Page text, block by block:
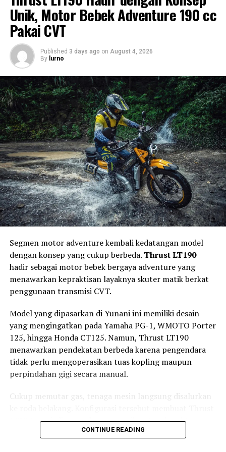
Lampu LED dan Panel Instrumen Semi-
Digital
Sektor pencahayaan Suzuki GN160 sudah menggunakan
teknologi LED. Lampu depan berbentuk bulat juga
dilengkapiDaytime Running Light atau DRL,
sementara desain lampu belakang tetap
mempertahankan bentuk membulat agar tidak
kehilangan nuansa klasik.
analog dengan layar digital. Kombinasi tersebut
memungkinkan pengendara mendapatkan informasi
berkendara yang lebih lengkap tanpa menghilangkan
atmosfer retro.
digunakan untuk mengisi daya smartphone selama
perjalanan. Fitur sederhana ini menjadi nilai tambah
untuk penggunaan harian, terutama bagi pengendara
yang mengandalkan smartphone untuk navigasi.
Mesin 162 cc, Fokus Torsi Putaran
Bawah
162 cc SOHC berpendingin udara
dengan sistem injeksi elektronik.
Unik, Motor Bebek Adventure 190 cc
Pakai CVT
Published 3 days ago on August 4, 2026
By lurno
Segmen motor adventure kembali kedatangan model
dengan konsep yang cukup berbeda. Thrust LT190
hadir sebagai motor bebek bergaya adventure yang
menawarkan kepraktisan layaknya skuter matik berkat
penggunaan transmisi CVT.
Model yang dipasarkan di Yunani ini memiliki desain
yang mengingatkan pada Yamaha PG-1, WMOTO Porter
125, hingga Honda CT125. Namun, Thrust LT190
menawarkan pendekatan berbeda karena pengendara
tidak perlu mengoperasikan tuas kopling maupun
perpindahan gigi secara manual.
Cukup memutar gas, tenaga mesin langsung disalurkan
LT190 menjadi perpaduan menarik antara karakter
motor bebek adventure dan kemudahan berkendara khas
CONTINUE READING